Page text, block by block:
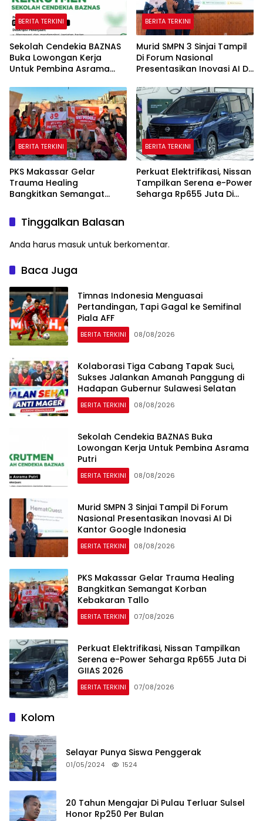
BERITA TERKINI
Sekolah Cendekia BAZNAS
Buka Lowongan Kerja
Untuk Pembina Asrama
BERITA TERKINI
Murid SMPN 3 Sinjai Tampil
Di Forum Nasional
Presentasikan Inovasi AI Di
BERITA TERKINI
PKS Makassar Gelar
Trauma Healing
Bangkitkan Semangat
BERITA TERKINI
Perkuat Elektrifikasi, Nissan
Tampilkan Serena e-Power
Seharga Rp655 Juta Di
Tinggalkan Balasan
Anda harus masuk untuk berkomentar.
Baca Juga
Timnas Indonesia Menguasai
Pertandingan, Tapi Gagal ke Semifinal
Piala AFF
BERITA TERKINI 08/08/2026
Kolaborasi Tiga Cabang Tapak Suci,
Sukses Jalankan Amanah Panggung di
Hadapan Gubernur Sulawesi Selatan
BERITA TERKINI 08/08/2026
Sekolah Cendekia BAZNAS Buka
Lowongan Kerja Untuk Pembina Asrama
Putri
BERITA TERKINI 08/08/2026
Murid SMPN 3 Sinjai Tampil Di Forum
Nasional Presentasikan Inovasi AI Di
Kantor Google Indonesia
BERITA TERKINI 08/08/2026
PKS Makassar Gelar Trauma Healing
Bangkitkan Semangat Korban
Kebakaran Tallo
BERITA TERKINI 07/08/2026
Perkuat Elektrifikasi, Nissan Tampilkan
Serena e-Power Seharga Rp655 Juta Di
GIIAS 2026
BERITA TERKINI 07/08/2026
Kolom
Selayar Punya Siswa Penggerak
01/05/2024 1524
20 Tahun Mengajar Di Pulau Terluar Sulsel
Honor Rp250 Per Bulan